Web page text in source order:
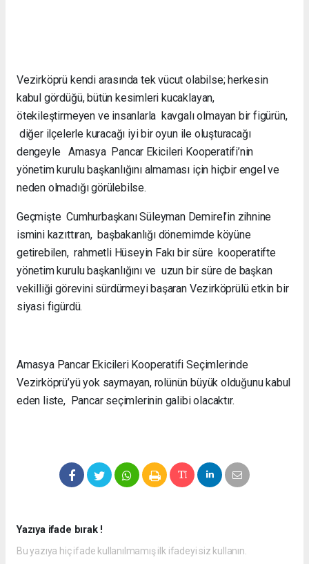
Vezirköprü kendi arasında tek vücut olabilse; herkesin
kabul gördüğü, bütün kesimleri kucaklayan,
ötekileştirmeyen ve insanlarla kavgalı olmayan bir figürün,
diğer ilçelerle kuracağı iyi bir oyun ile oluşturacağı
dengeyle Amasya Pancar Ekicileri Kooperatifi’nin
yönetim kurulu başkanlığını almaması için hiçbir engel ve
neden olmadığı görülebilse.
Geçmişte Cumhurbaşkanı Süleyman Demirel’in zihnine
ismini kazıttıran, başbakanlığı dönemimde köyüne
getirebilen, rahmetli Hüseyin Fakı bir süre kooperatifte
yönetim kurulu başkanlığını ve uzun bir süre de başkan
vekilliği görevini sürdürmeyi başaran Vezirköprülü etkin bir
siyasi figürdü.
Amasya Pancar Ekicileri Kooperatifi Seçimlerinde
Vezirköprü’yü yok saymayan, rolünün büyük olduğunu kabul
eden liste, Pancar seçimlerinin galibi olacaktır.
Yazıya ifade bırak !
Bu yazıya hiç ifade kullanılmamış ilk ifadeyi siz kullanın.